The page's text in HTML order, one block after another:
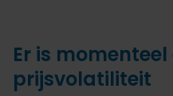
Er is
prijsvolatiliteit